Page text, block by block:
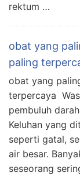
rektum …
obat yang
paling
obat yang
terpercaya
pembuluh
Keluhan yang
seperti gatal,
air besar.
seseorang